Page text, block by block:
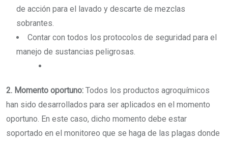
de acción para el lavado y descarte de mezclas
sobrantes.
Contar con todos los protocolos de seguridad para el
manejo de sustancias peligrosas.
2. Momento oportuno: Todos los productos agroquímicos
han sido desarrollados para ser aplicados en el momento
oportuno. En este caso, dicho momento debe estar
soportado en el monitoreo que se haga de las plagas donde